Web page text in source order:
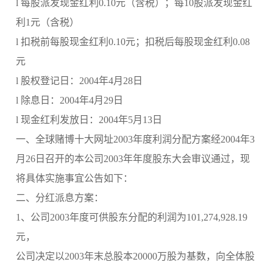
l 每股派发现金红利0.10元（含税）；每10股派发现金红
利1元（含税）
l 扣税前每股现金红利0.10元；扣税后每股现金红利0.08
元
l 股权登记日：2004年4月28日
l 除息日：2004年4月29日
l 现金红利发放日：2004年5月13日
一、全球赌博十大网址2003年度利润分配方案经2004年3
月26日召开的本公司2003年年度股东大会审议通过，现
将具体实施事宜公告如下：
二、分红派息方案：
1、公司2003年度可供股东分配的利润为101,274,928.19
元，
公司决定以2003年末总股本20000万股为基数，向全体股